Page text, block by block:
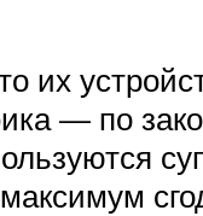
их
— по